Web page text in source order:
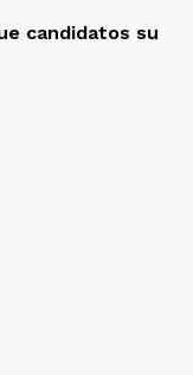
candidatos su